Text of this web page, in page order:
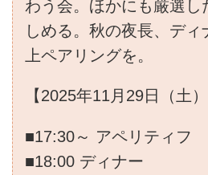
わう会。ほかにも厳選し
しめる。秋の夜長、デ
上ペアリングを。
【2025年11月29日（土）
■17:30～ アペリティフ
■18:00 ディナー